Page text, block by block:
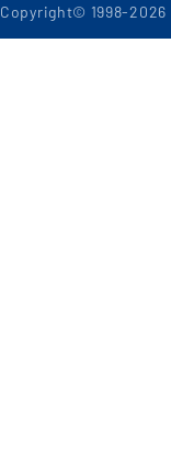
Copyright© 1998-2026